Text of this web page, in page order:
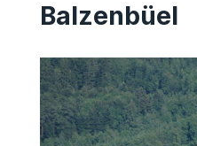
Balzenbüel